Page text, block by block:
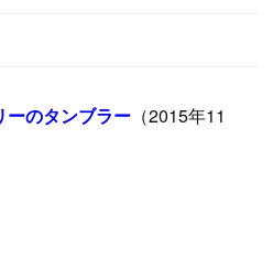
ーのタンブラー （2015年11